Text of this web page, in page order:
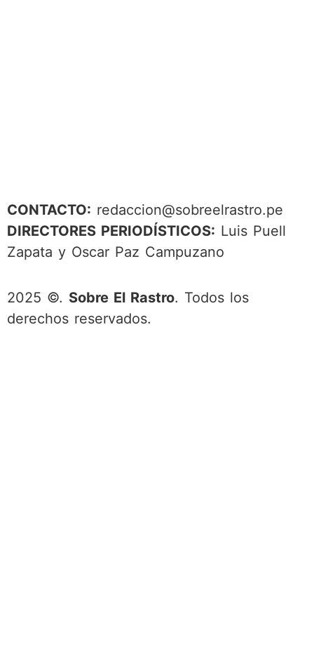
CONTACTO: redaccion@sobreelrastro.pe
DIRECTORES PERIODÍSTICOS: Luis Puell
Zapata y Oscar Paz Campuzano
2025 ©. Sobre El Rastro. Todos los
derechos reservados.